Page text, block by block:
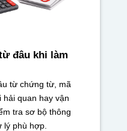
đâu khi làm
từ chứng từ, mã
hải quan hay vận
tra sơ bộ thông
phù hợp.